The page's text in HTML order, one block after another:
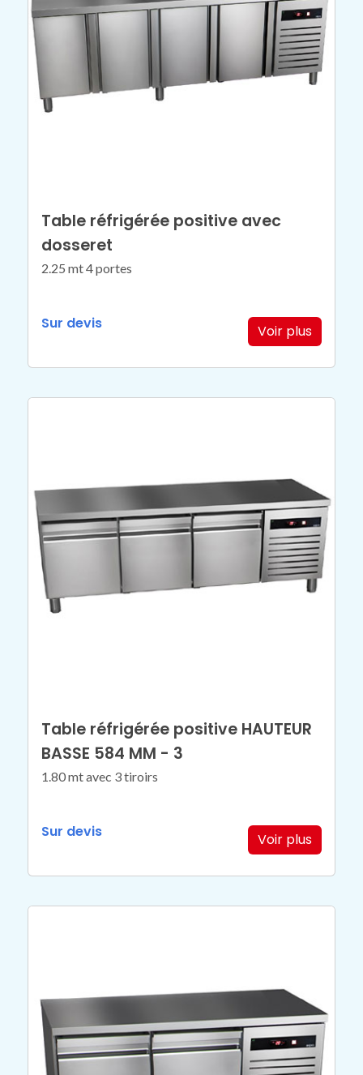
Table réfrigérée positive avec
dosseret
2.25 mt 4 portes
Sur devis Voir plus
Table réfrigérée positive HAUTEUR
BASSE 584 MM - 3
1.80 mt avec 3 tiroirs
Sur devis Voir plus